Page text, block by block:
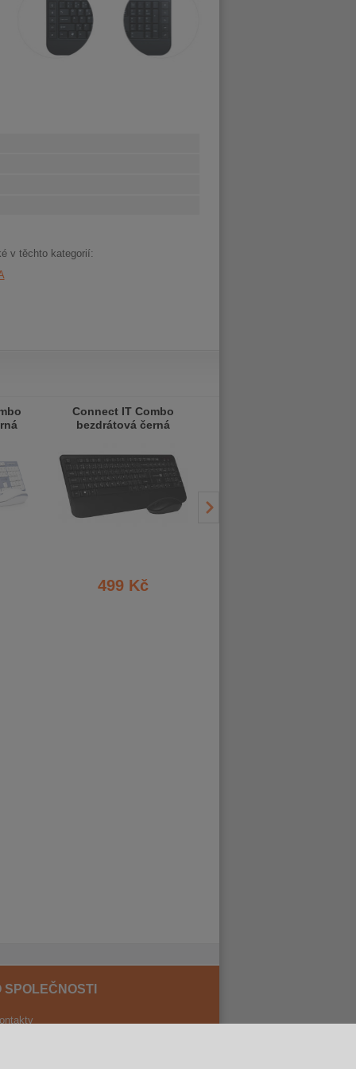
v těchto kategorií:
Connect IT Combo
bezdrátová černá
SK layout
499 Kč
SPOLEČNOSTI